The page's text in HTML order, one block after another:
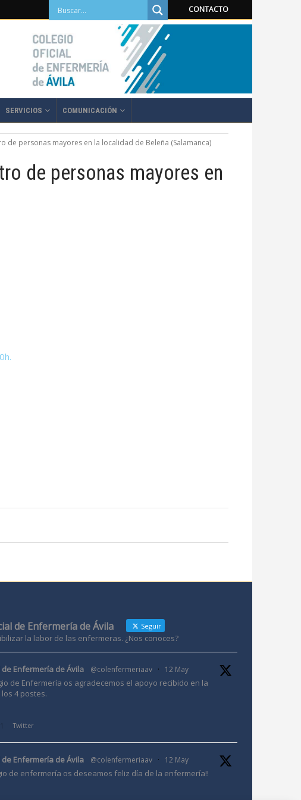
CONTACTO
SERVICIOS COMUNICACIÓN
de personas mayores en la localidad de Beleña (Salamanca)
de personas mayores en
de Enfermería de Ávila Seguir
la labor de las enfermeras. ¿Nos conoces?
de Enfermería de Ávila @colenfermeriaav · 12 May
de Enfermería os agradecemos el apoyo recibido en la
4 postes.
1 Twitter
de Enfermería de Ávila @colenfermeriaav · 12 May
de enfermería os deseamos feliz día de la enfermería!!